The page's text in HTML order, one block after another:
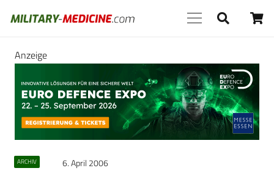
Anzeige
ARCHIV 6. April 2006